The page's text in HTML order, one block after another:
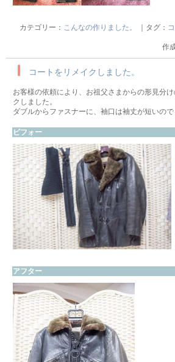
カテゴリー： こんなの作りました。 ｜タグ：
作
コートをリメイクしました。
お客様の依頼により、お祖父さまからの形見分
クしました。
ダブルからファスナーに、袖口は袖丈が短いので
ビフォー
アフター